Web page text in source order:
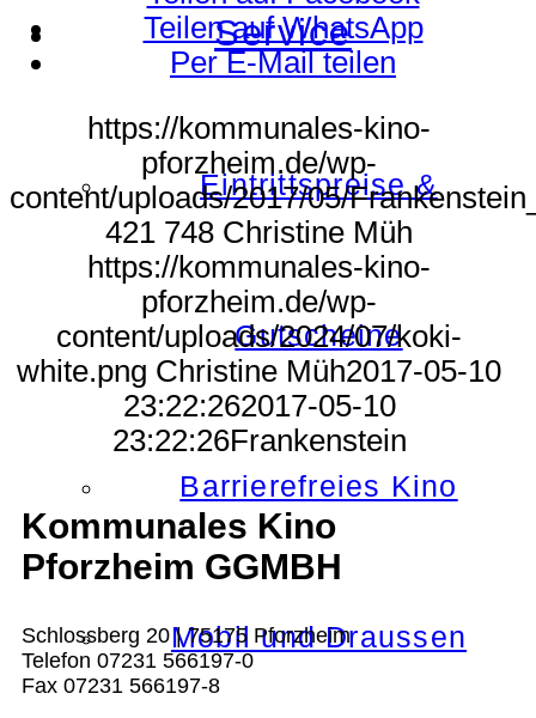
Service
Eintrittspreise &
Gutscheine
Barrierefreies Kino
Mobil und Draussen
Teilen auf WhatsApp
Per E-Mail teilen
https://kommunales-kino-
pforzheim.de/wp-
content/uploads/2017/05/
421 748 Christine Müh
https://kommunales-kino-
pforzheim.de/wp-
content/uploads/2024/07/koki-
white.png Christine Müh2017-05-10
23:22:262017-05-10
23:22:26Frankenstein
Kommunales Kino
Pforzheim GGMBH
Schlossberg 20 | 75175 Pforzheim
Telefon 07231 566197-0
Fax 07231 566197-8